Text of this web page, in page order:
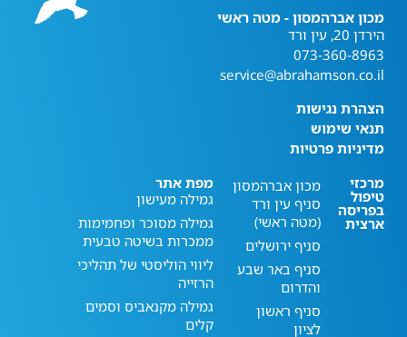
מכון אברהמסון - מטה ראשי
הירדן 20, עין ורד
073-360-8963
service@abrahamson.co.il
הצהרת נגישות
תנאי שימוש
מדיניות פרטיות
מרכזי
טיפול
בפריסה
ארצית
מכון אברהמסון
סניף עין ורד
(מטה ראשי)
סניף ירושלים
סניף באר שבע
והדרום
סניף ראשון
לציון
מפת אתר
גמילה מעישון
גמילה מסוכר ופחמימות
ממכרות בשיטה טבעית
ליווי הוליסטי של תהליכי
הרזייה
גמילה מקנאביס וסמים
קלים